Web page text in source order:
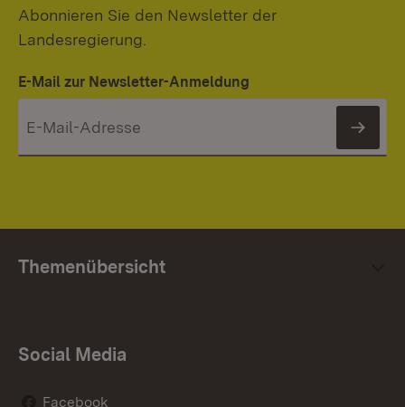
Abonnieren Sie den Newsletter der
Landesregierung.
E-Mail zur Newsletter-Anmeldung
Themenübersicht
Social Media
Facebook